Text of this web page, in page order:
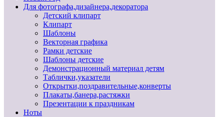
Для фотографа,дизайнера,декоратора
Детский клипарт
Клипарт
Шаблоны
Векторная графика
Рамки детские
Шаблоны детские
Демонстрационный материал детям
Таблички,указатели
Открытки,поздравительные,конверты
Плакаты,банера,растяжки
Презентации к праздникам
Ноты